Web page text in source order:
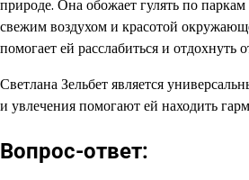
природе. Она обожает гулять по
свежим воздухом и красотой
помогает ей расслабиться и отдохнуть
Светлана Зельбет является
и увлечения помогают ей находить
Вопрос-ответ: